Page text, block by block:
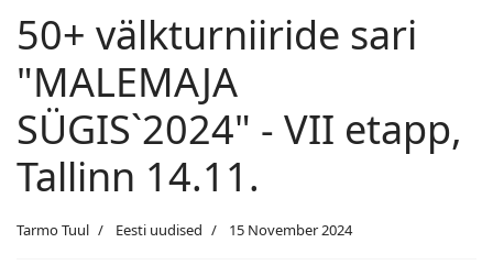
50+ välkturniiride sari
"MALEMAJA
SÜGIS`2024" - VII etapp,
Tallinn 14.11.
Tarmo Tuul Eesti uudised 15 November 2024